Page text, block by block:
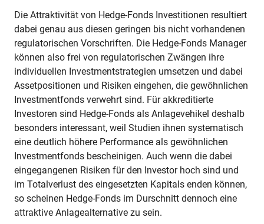
Die Attraktivität von Hedge-Fonds Investitionen resultiert
dabei genau aus diesen geringen bis nicht vorhandenen
regulatorischen Vorschriften. Die Hedge-Fonds Manager
können also frei von regulatorischen Zwängen ihre
individuellen Investmentstrategien umsetzen und dabei
Assetpositionen und Risiken eingehen, die gewöhnlichen
Investmentfonds verwehrt sind. Für akkreditierte
Investoren sind Hedge-Fonds als Anlagevehikel deshalb
besonders interessant, weil Studien ihnen systematisch
eine deutlich höhere Performance als gewöhnlichen
Investmentfonds bescheinigen. Auch wenn die dabei
eingegangenen Risiken für den Investor hoch sind und
im Totalverlust des eingesetzten Kapitals enden können,
so scheinen Hedge-Fonds im Durschnitt dennoch eine
attraktive Anlagealternative zu sein.